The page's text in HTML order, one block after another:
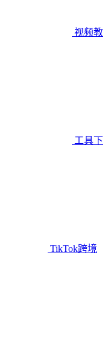
视频教
工具下
TikTok跨境